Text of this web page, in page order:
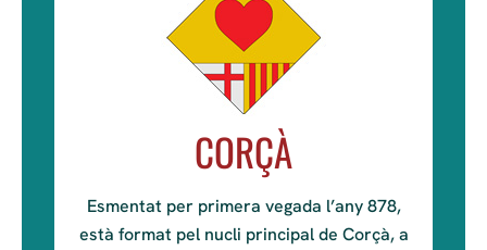
CORÇÀ
Esmentat per primera vegada l’any 878,
està format pel nucli principal de Corçà, a